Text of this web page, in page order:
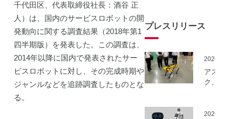
千代田区、代表取締役社長：酒谷 正
人）は、国内のサービスロボットの開
発動向に関する調査結果（2018年第1
四半期版）を発表した。この調査は、
2014年以降に国内で発表されたサー
ビスロボットに対し、その完成時期や
ジャンルなどを追跡調査したものとな
る。
プレスリリース
アスラ
ク、
を活用